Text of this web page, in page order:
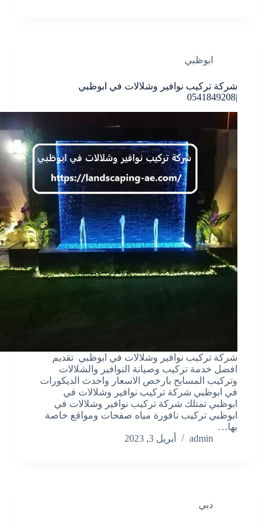
ابوظبي
شركة تركيب نوافير وشلالات في ابوظبي
|0541849208
شركة تركيب نوافير وشلالات في ابوظبي تقديم
افضل خدمة تركيب وصيانة النوافير والشلالات
وتركيب المسابح بارخص الاسعار واحدث الديكورات
في ابوظبي شركة تركيب نوافير وشلالات في
ابوظبي تمتلك شركة تركيب نوافير وشلالات في
ابوظبي تركيب نافورة مياه صفحات ومواقع خاصة
بها…
admin
أبريل 3, 2023
دبي